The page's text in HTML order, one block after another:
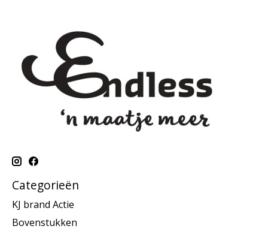
Categorieën
KJ brand Actie
Bovenstukken